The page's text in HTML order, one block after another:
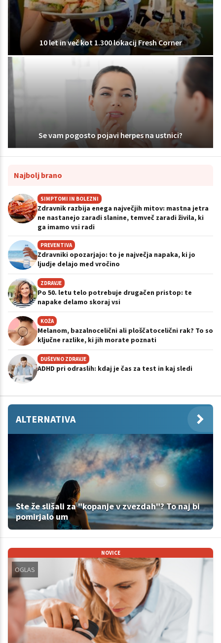
10 let in več kot 1.300 lokacij Fresh Corner
Se vam pogosto pojavi herpes na ustnici?
Najbolj brano
SIMPTOMI IN BOLEZNI
Zdravnik razbija enega največjih mitov: mastna jetra
ne nastanejo zaradi slanine, temveč zaradi živila, ki
ga imamo vsi radi
PREVENTIVA
Zdravniki opozarjajo: to je največja napaka, ki jo
ljudje delajo med vročino
ZDRAVJE
Po 50. letu telo potrebuje drugačen pristop: te
napake delamo skoraj vsi
KOŽA
Melanom, bazalnocelični ali ploščatocelični rak? To so
ključne razlike, ki jih morate poznati
DUŠEVNO ZDRAVJE
ADHD pri odraslih: kdaj je čas za test in kaj sledi
ALTERNATIVA
Ste že slišali za "kopanje v zvezdah"? To naj bi
pomirjalo um
NOVICE
OGLAS